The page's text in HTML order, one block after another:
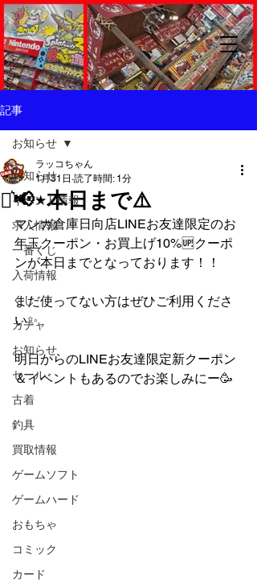
記事
お知らせ
イベント情報
求人情報
一番くじ
入荷情報
くじ
ガチャ
お知らせ
セール
古着
釣具
買取情報
ゲームソフト
ゲームハード
おもちゃ
コミック
カード
お知らせ
⋆͛📢⋆本日まで⚠️
ラッコちゃん
1月31日 読了時間: 1分
マンガ倉庫日向店LINEお友達限定のお
年玉クーポン・お買上げ10%🆙クーポ
ンが本日までとなっております！！
まだ使ってない方はぜひご利用くださ
い✨
明日からのLINEお友達限定新クーポン
＆イベントもあるのでお楽しみにー🥳